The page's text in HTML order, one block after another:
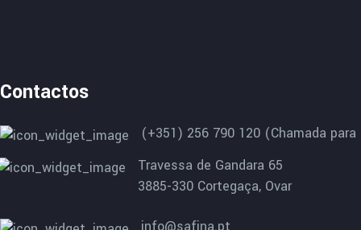
Contactos
(+351) 256 790 120 (Chamada
Travessa de Gandara 65
3885-330 Cortegaça, Ovar
info@safina.pt